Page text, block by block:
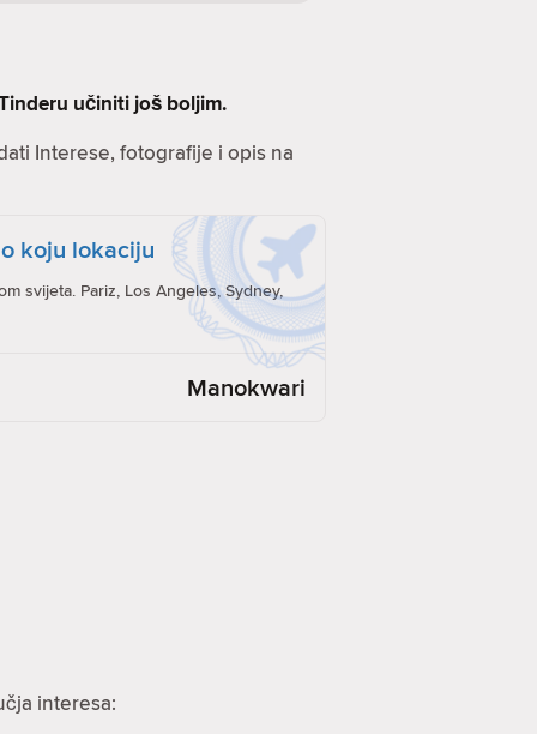
učiniti još boljim.
Interese, fotografije i opis na
koju lokaciju
svijeta. Pariz, Los Angeles, Sydney,
Manokwari
interesa: